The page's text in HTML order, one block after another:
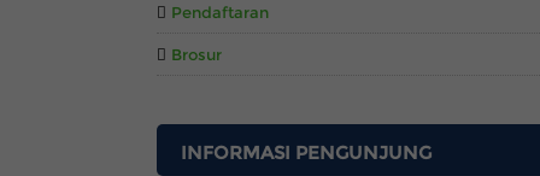
Pendaftaran
Brosur
INFORMASI PENGUNJUNG